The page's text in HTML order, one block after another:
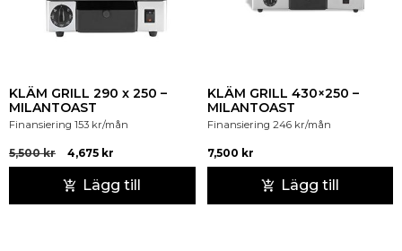
KLÄM GRILL 290 x 250 –
MILANTOAST
Finansiering 153 kr/mån
5,500kr 4,675 kr
Lägg till
KLÄM GRILL 430×250 –
MILANTOAST
Finansiering 246 kr/mån
7,500 kr
Lägg till